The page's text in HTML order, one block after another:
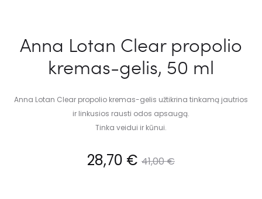
Anna Lotan Clear propolio
kremas-gelis, 50 ml
Anna Lotan Clear propolio kremas-gelis užtikrina tinkamą jautrios
ir linkusios rausti odos apsaugą.
Tinka veidui ir kūnui.
41,00€
28,70 €